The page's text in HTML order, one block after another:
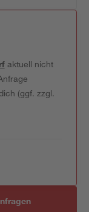
aktuell nicht
(ggf. zzgl.